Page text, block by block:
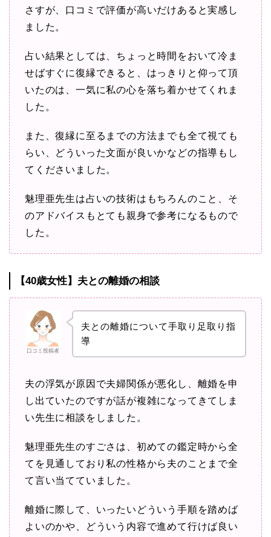
さすが、口コミで評価が高いだけあると実感し
ました。
占い結果としては、ちょっと時間をおいて冷ま
せばすぐに復縁できると、はっきりと仰って頂
いたのは、一気に私の心を落ち着かせてくれま
した。
また、復縁に至るまでの方法までも全て視ても
らい、どういった文面が良いかなどの指導もし
てくださいました。
魅理亜先生は占いの技術はもちろんのこと、そ
のアドバイスもとても親身で参考になるもので
した。
【40歳女性】夫との離婚の相談
口コミ投稿者
夫との離婚について手取り足取り指
導
夫の浮気が原因で夫婦関係が悪化し、離婚を申
し出ていたのですが話が複雑になってきてしま
い先生に相談をしました。
魅理亜先生のすごさは、初めての鑑定時から全
てを見通しており私の性格から夫のことまで全
て言い当てていました。
離婚に際して、いったいどういう手順を踏めば
よいのかや、どういう内容で進めて行けば良い